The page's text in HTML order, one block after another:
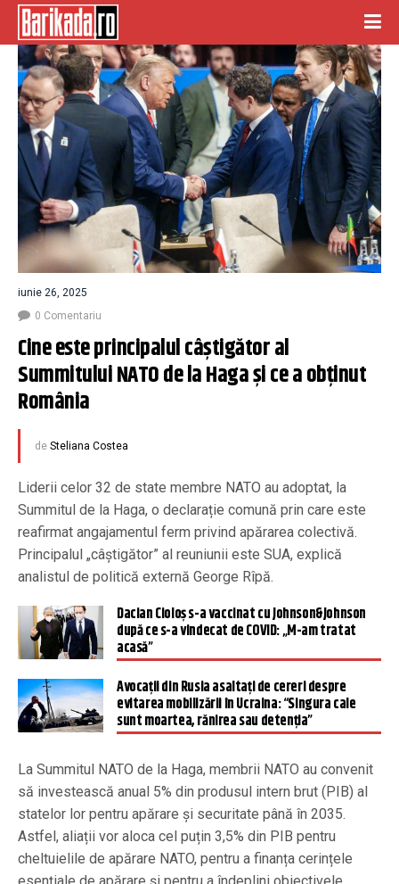
iunie 26, 2025
0 Comentariu
Cine este principalul câștigător al
Summitului NATO de la Haga și ce a obținut
România
de Steliana Costea
Liderii celor 32 de state membre NATO au adoptat, la
Summitul de la Haga, o declarație comună prin care este
reafirmat angajamentul ferm privind apărarea colectivă.
Principalul „câștigător” al reuniunii este SUA, explică
analistul de politică externă George Rîpă.
Dacian Cioloș s-a vaccinat cu Johnson&Johnson
după ce s-a vindecat de COVID: „M-am tratat
acasă”
Avocații din Rusia asaltați de cereri despre
evitarea mobilizării în Ucraina: “Singura cale
sunt moartea, rănirea sau detenția”
La Summitul NATO de la Haga, membrii NATO au convenit
să investească anual 5% din produsul intern brut (PIB) al
statelor lor pentru apărare şi securitate până în 2035.
Astfel, aliații vor aloca cel puțin 3,5% din PIB pentru
cheltuielile de apărare NATO, pentru a finanța cerințele